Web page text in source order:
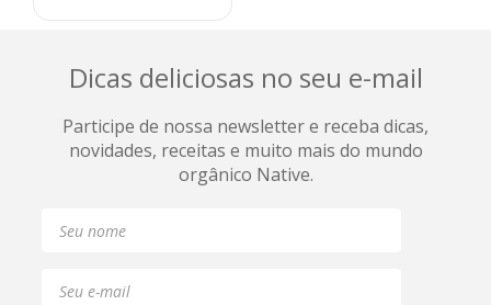
Dicas deliciosas no seu e-mail
Participe de nossa newsletter e receba dicas,
novidades, receitas e muito mais do mundo
orgânico Native.